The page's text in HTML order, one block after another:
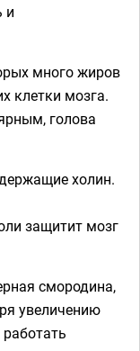
и
много жиров
клетки мозга.
голова
холин.
защитит мозг
смородина,
увеличению